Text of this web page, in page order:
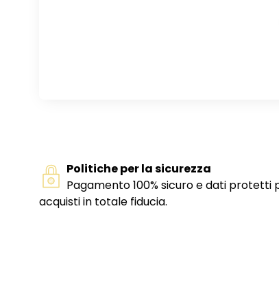
Politiche per la sicurezza
Pagamento 100% sicuro e dati protetti
acquisti in totale fiducia.